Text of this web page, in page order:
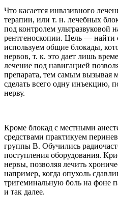
Что касается инвазивного
терапии, или т. н. лечебных
под контролем ультразвуковой
рентгеноскопии. Цель — найти
используем общие блокады,
нервов, т. к. это дает лишь
лечение под навигацией
препарата, тем самым вызывая
сделать всего одну инъекцию,
нерву.
Кроме блокад с местными
средствами практикуем
группы В. Обучились
поступления оборудования.
нервы, позволяя лечить
например, когда опухоль
тригеминальную боль на фоне
и так далее.